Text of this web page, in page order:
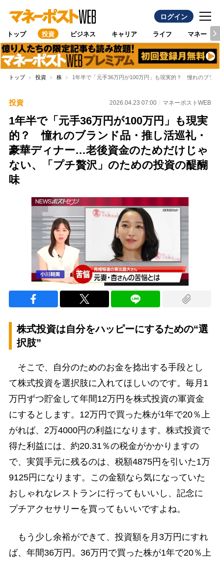
ログイン
トップ 投資 ビジネス キャリア ライフ マネー
トップ 投資 株 1年半で「元手36万円が100万円」も現実的？ 憧れのブラ
投資 2026.04.23 07:00 マネーポストWEB
1年半で「元手36万円が100万円」も現実
的？ 憧れのブランド品・推し活巡礼・
豪華ディナー…老後資金のためだけじゃ
ない、「プチ贅沢」のための投資の醍醐
味
株式投資は自分をハッピーにするための“選
択肢”
そこで、自分のためのお金を捻出する手段とし
て株式投資を選択肢に入れてほしいのです。毎月1
万円ずつ貯金して年間12万円を株式投資の軍資金
にするとします。12万円で買った株が1年で20％上
がれば、2万4000円の利益になります。株式投資で
得た利益には、約20.31％の税金がかかりますの
で、実質手元に残るのは、税額4875円を引いた1万
9125円になります。この金額なら気になっていた
おしゃれなレストランに行ってもいいし、記念に
プチアクセサリーを買ってもいいですよね。
もう少し余裕ができて、投資額を月3万円にすれ
ば、年間36万円。36万円で買った株が1年で20％上